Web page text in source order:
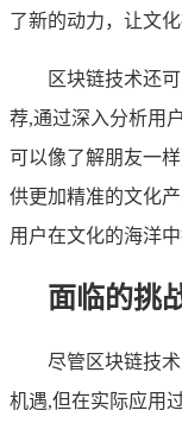
了新的动力，让文
区块链技术还
荐,通过深入分析用
可以像了解朋友一
供更加精准的文化
用户在文化的海洋
面临的挑
尽管区块链技
机遇,但在实际应用